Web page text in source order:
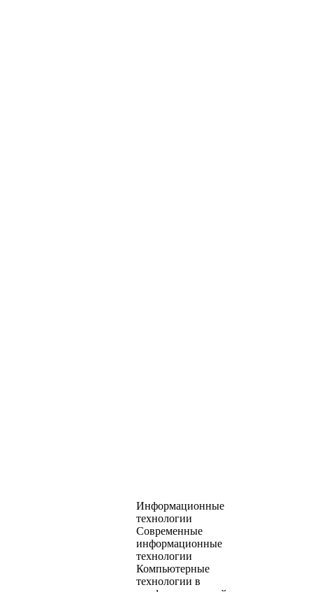
Информационные
технологии
Современные
информационные
технологии
Компьютерные
технологии в